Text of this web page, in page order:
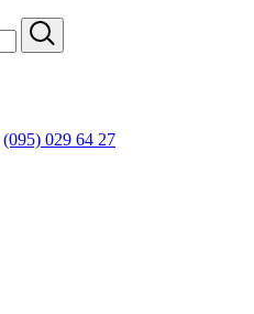
(095) 029 64 27